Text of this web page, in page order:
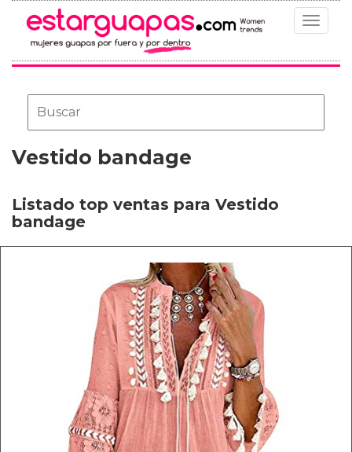
Toggle
Vestido bandage
Listado top ventas para Vestido
bandage